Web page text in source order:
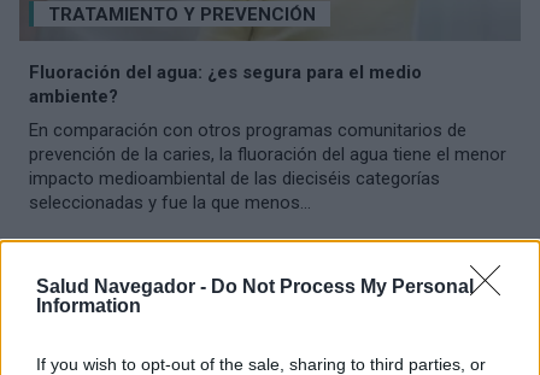
Salud Navegador - Do Not Process My Personal
Information
If you wish to opt-out of the sale, sharing to third parties, or
TRATAMIENTO Y PREVENCIÓN
Fluoración del agua: ¿es segura para el medio
ambiente?
En comparación con otros programas comunitarios de
prevención de la caries, la fluoración del agua tiene el menor
impacto medioambiental de las dieciséis categorías
seleccionadas y fue la que menos...